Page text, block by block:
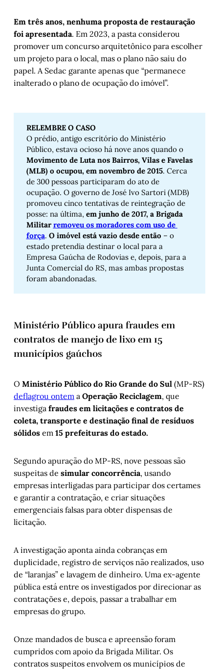
Em três anos, nenhuma proposta de restauração
foi apresentada. Em 2023, a pasta considerou
promover um concurso arquitetônico para escolher
um projeto para o local, mas o plano não saiu do
papel. A Sedac garante apenas que “permanece
inalterado o plano de ocupação do imóvel”.
RELEMBRE O CASO
O prédio, antigo escritório do Ministério
Público, estava ocioso há nove anos quando o
Movimento de Luta nos Bairros, Vilas e Favelas
(MLB) o ocupou, em novembro de 2015. Cerca
de 300 pessoas participaram do ato de
ocupação. O governo de José Ivo Sartori (MDB)
promoveu cinco tentativas de reintegração de
posse: na última, em junho de 2017, a Brigada
Militar removeu os moradores com uso de
força. O imóvel está vazio desde então – o
estado pretendia destinar o local para a
Empresa Gaúcha de Rodovias e, depois, para a
Junta Comercial do RS, mas ambas propostas
foram abandonadas.
Ministério Público apura fraudes em
contratos de manejo de lixo em 15
municípios gaúchos
O Ministério Público do Rio Grande do Sul (MP-RS)
deflagrou ontem a Operação Reciclagem, que
investiga fraudes em licitações e contratos de
coleta, transporte e destinação final de resíduos
sólidos em 15 prefeituras do estado.
Segundo apuração do MP-RS, nove pessoas são
suspeitas de simular concorrência, usando
empresas interligadas para participar dos certames
e garantir a contratação, e criar situações
emergenciais falsas para obter dispensas de
licitação.
A investigação aponta ainda cobranças em
duplicidade, registro de serviços não realizados, uso
de “laranjas” e lavagem de dinheiro. Uma ex-agente
pública está entre os investigados por direcionar as
contratações e, depois, passar a trabalhar em
empresas do grupo.
Onze mandados de busca e apreensão foram
cumpridos com apoio da Brigada Militar. Os
contratos suspeitos envolvem os municípios de